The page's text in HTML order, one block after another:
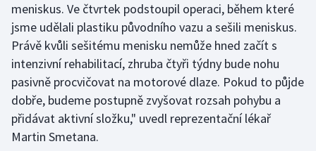
Judo
Krasobruslení
Lezení
Lyže a snowboard
meniskus. Ve čtvrtek podstoupil operaci, během které
jsme udělali plastiku původního vazu a sešili meniskus.
Právě kvůli sešitému menisku nemůže hned začít s
intenzivní rehabilitací, zhruba čtyři týdny bude nohu
pasivně procvičovat na motorové dlaze. Pokud to půjde
dobře, budeme postupně zvyšovat rozsah pohybu a
přidávat aktivní složku," uvedl reprezentační lékař
Martin Smetana.